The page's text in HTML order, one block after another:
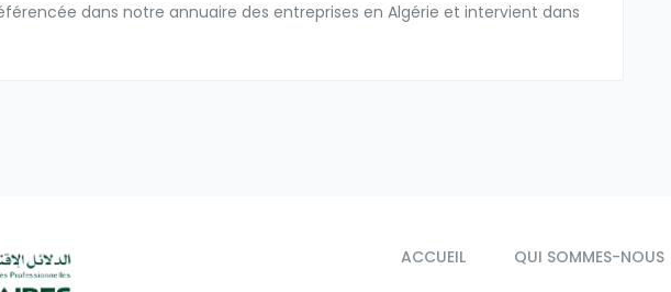
référencée dans notre annuaire des entreprises en Algérie et intervient dans
ACCUEIL QUI SOMMES-NOUS